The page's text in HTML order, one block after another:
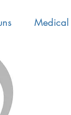
Medical